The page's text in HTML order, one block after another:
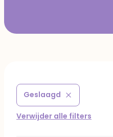
Geslaagd
Verwijder filter
Verwijder alle filters